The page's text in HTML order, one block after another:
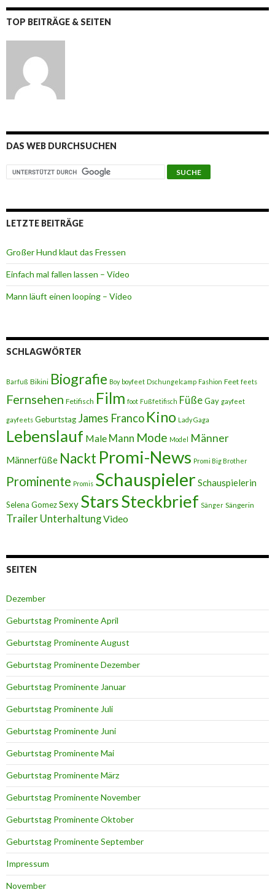
TOP BEITRÄGE & SEITEN
DAS WEB DURCHSUCHEN
LETZTE BEITRÄGE
Großer Hund klaut das Fressen
Einfach mal fallen lassen – Video
Mann läuft einen looping – Video
SCHLAGWÖRTER
Barfuß Bikini Biografie Boy boyfeet Dschungelcamp Fashion Feet feets
Fernsehen Fetifisch Film foot Fußfetifisch FüßeGay gayfeet
gayfeets Geburtstag James Franco Kino Lady Gaga
Lebenslauf Male Mann Mode Model Männer
Männerfüße Nackt Promi-News Promi Big Brother
Prominente Promis Schauspieler Schauspielerin
Selena GomezSexy StarsSteckbrief Sänger Sängerin
Trailer UnterhaltungVideo
SEITEN
Dezember
Geburtstag Prominente April
Geburtstag Prominente August
Geburtstag Prominente Dezember
Geburtstag Prominente Januar
Geburtstag Prominente Juli
Geburtstag Prominente Juni
Geburtstag Prominente Mai
Geburtstag Prominente März
Geburtstag Prominente November
Geburtstag Prominente Oktober
Geburtstag Prominente September
Impressum
November